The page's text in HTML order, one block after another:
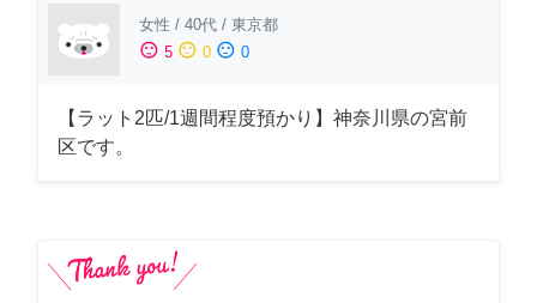
女性 / 40代 / 東京都
sentiment_satisfied 5 sentiment_neutral 0 sentiment_dissatisfied 0
【ラット2匹/1週間程度預かり】神奈川県の宮前
区です。